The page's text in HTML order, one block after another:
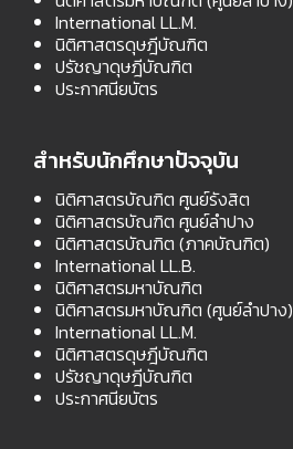
International LL.M.
นิติศาสตรดุษฎีบัณฑิต
ปรัชญาดุษฎีบัณฑิต
ประกาศนียบัตร
สำหรับนักศึกษาปัจจุบัน
นิติศาสตรบัณฑิต ศูนย์รังสิต
นิติศาสตรบัณฑิต ศูนย์ลำปาง
นิติศาสตรบัณฑิต (ภาคบัณฑิต)
International LL.B.
นิติศาสตรมหาบัณฑิต
นิติศาสตรมหาบัณฑิต (ศูนย์ลำปาง)
International LL.M.
นิติศาสตรดุษฎีบัณฑิต
ปรัชญาดุษฎีบัณฑิต
ประกาศนียบัตร